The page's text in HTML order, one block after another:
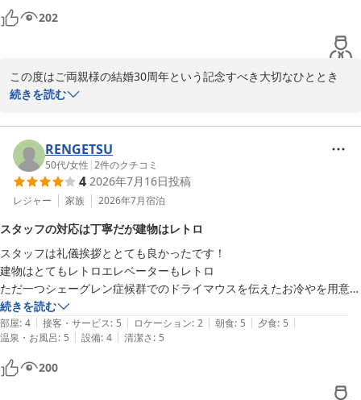
チェックインの際にお祝いの言葉をかけていただき、夕食時にはサービ
スで写真撮影もしていただけて、とても喜んでいました。
写真に写る両親の表情からも、充実した素敵な時間を過ごせたことが伝
不死王閣さんを選んで本当によかったです。
両親にとって素敵な思い出になったと思います。
202
この度はご両親様の結婚30周年という記念すべき大切なひととき
に、伏尾温泉　不死王閣をお選びいただき、誠にありがとうござい
ご両親様にもお喜びいただけたとのこと、また、スタッフの対応に
つきましても温かいお言葉を賜り、大変光栄でございます。お祝い
の席のお手伝いをさせていただいたこと、私共にとっても心温まる
思い出となりました。
お食事やお部屋につきましてもご満足いただけたご様子を伺い、ス
タッフ一同、安堵とともに大きな励みとなっております。ご両親様
にとって素敵な記念日となりましたら幸いです。
ぜひまた、機会がございましたら皆様でお越しくださいませ。
伏尾温泉　不死王閣にて、またお会いできる日を心よりお待ち申し
上げております。
この度は温かいレビューを投稿していただき、誠にありがとうござ
続きを読む
RENGETSU
50代/女性 |2件のクチコミ
4 2026年7月16日投稿
レジャー 家族 2026年7月宿泊
スタッフの対応は丁寧だが建物はレトロ
スタッフは礼儀挨拶ととても良かったです！
建物はとてもレトロエレベーターもレトロ
ただ一つシェーグレン症候群でのドライマウスを伝えたお冷やを用意し
てほしいと頼みましたが
用意はされておらず　水道水を飲めますと...
こんな宿は初めてでした。
続きを読む
部屋: 4 | 接客・サービス: 5 | ロケーション: 2 | 朝食: 5 | 夕食: 5 |
温泉・お風呂: 5 | 設備: 4 | 清潔さ: 5
200